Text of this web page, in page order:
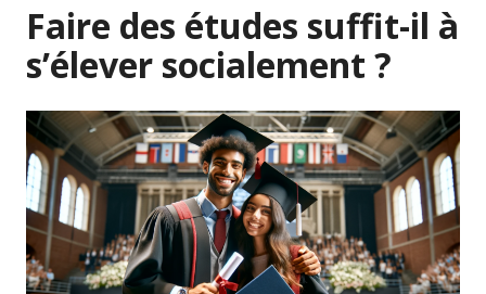
Faire des études suffit-il à
s’élever socialement ?